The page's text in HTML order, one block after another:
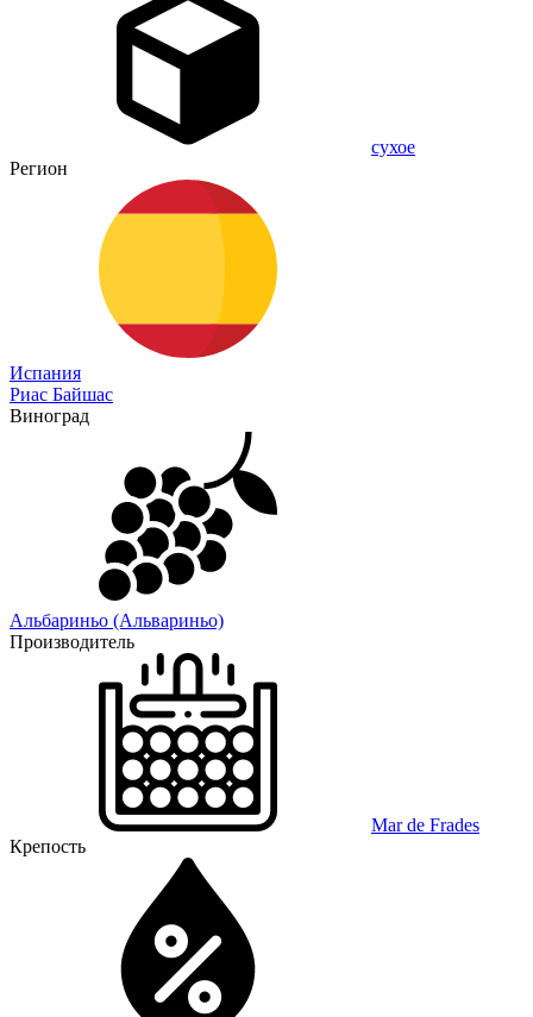
сухое
Регион
Испания
Риас Байшас
Виноград
Альбариньо (Альвариньо)
Производитель
Mar de Frades
Крепость